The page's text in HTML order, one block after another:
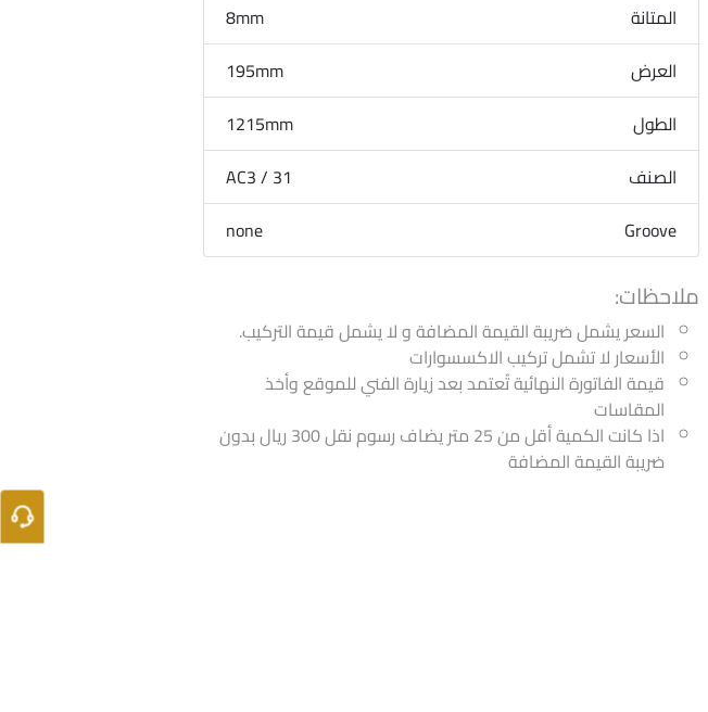
المتانة
8mm
العرض
195mm
الطول
1215mm
الصنف
31 / AC3
Groove
none
ملاحظات:
السعر يشمل ضريبة القيمة المضافة و لا يشمل قيمة التركيب.
الأسعار لا تشمل تركيب الاكسسوارات
قيمة الفاتورة النهائية تُعتمد بعد زيارة الفني للموقع وأخذ
المقاسات
اذا كانت الكمية أقل من 25 متر يضاف رسوم نقل 300 ريال بدون
ضريبة القيمة المضافة